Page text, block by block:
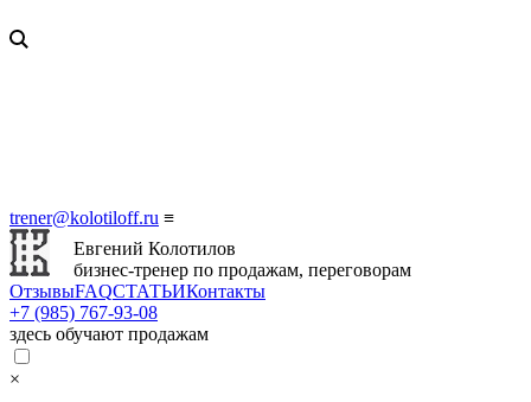
trener@kolotiloff.ru ≡
Евгений Колотилов
бизнес-тренер по продажам, переговорам
ОтзывыFAQСТАТЬИКонтакты
+7 (985) 767‑93‑08
здесь обучают продажам
×